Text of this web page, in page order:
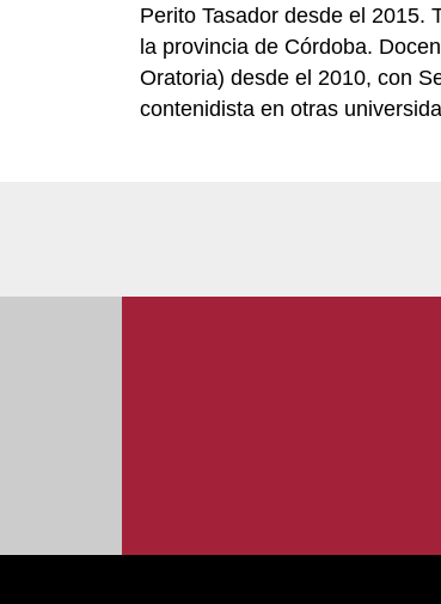
Perito Tasador desde el 2015.
la provincia de Córdoba.
Oratoria) desde el 2010, con
contenidista en otras